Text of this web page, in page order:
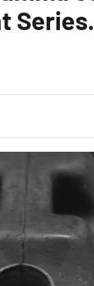
Series.